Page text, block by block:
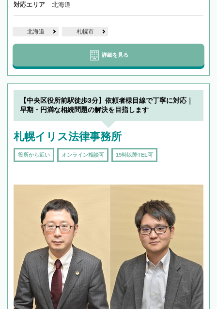
対応エリア 北海道
北海道 札幌市
詳細を見る
【中央区役所前駅徒歩3分】依頼者様目線で丁寧に対応｜
早期・円満な相続問題の解決を目指します
札幌イリス法律事務所
役所から近い オンライン相談可 19時以降TEL可